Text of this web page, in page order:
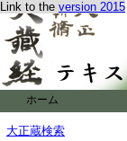
Link to the version 2015
ホーム
大正蔵検索